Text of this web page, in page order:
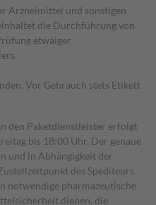
Arzneimittel und sonstigen
die Durchführung von
etwaiger
Vor Gebrauch stets Etikett
den Paketdienstleister erfolgt
bis 18:00 Uhr. Der genaue
und in Abhängigkeit der
des Spediteurs
notwendige pharmazeutische
dienen, die